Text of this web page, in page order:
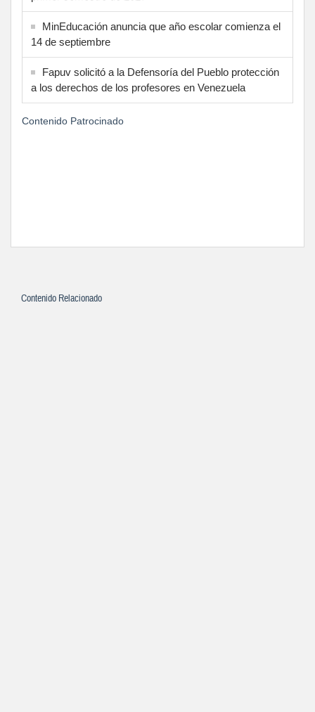
MinEducación anuncia que año escolar comienza el
14 de septiembre
Fapuv solicitó a la Defensoría del Pueblo protección
a los derechos de los profesores en Venezuela
Contenido Patrocinado
Contenido Relacionado